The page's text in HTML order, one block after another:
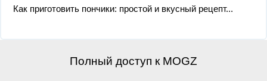
Как приготовить пончики: простой и вкусный рецепт...
Полный доступ к MOGZ